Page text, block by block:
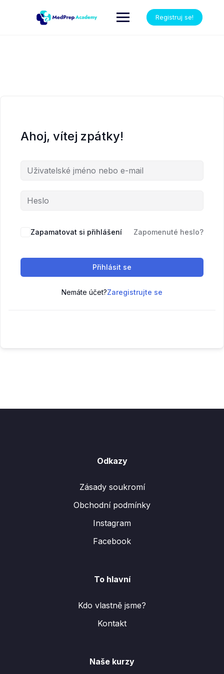
Registruj se!
Ahoj, vítej zpátky!
Zapamatovat si přihlášení Zapomenuté heslo?
Přihlásit se
Nemáte účet?Zaregistrujte se
Odkazy
Zásady soukromí
Obchodní podmínky
Instagram
Facebook
To hlavní
Kdo vlastně jsme?
Kontakt
Naše kurzy